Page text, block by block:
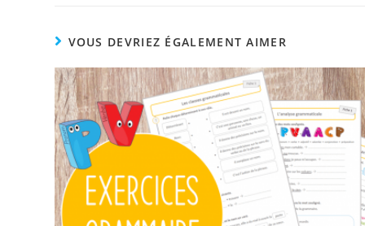
VOUS DEVRIEZ ÉGALEMENT AIMER